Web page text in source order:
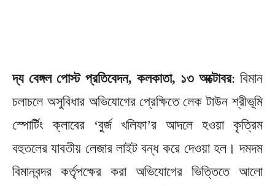
দ্য বেঙ্গল পোস্ট প্রতিবেদন, কলকাতা, ১৩ অক্টোবর: বিমান
চলাচলে অসুবিধার অভিযোগের প্রেক্ষিতে লেক টাউন শ্রীভূমি
স্পোর্টিং ক্লাবের ‘বুর্জ খলিফা’র আদলে হওয়া কৃত্রিম
বহুতলের যাবতীয় লেজার লাইট বন্ধ করে দেওয়া হল। দমদম
বিমানবন্দর কর্তৃপক্ষের করা অভিযোগের ভিত্তিতে আলো